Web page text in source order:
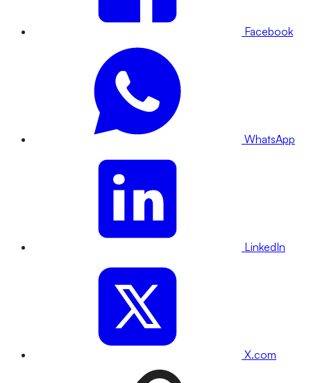
Facebook
WhatsApp
LinkedIn
X.com